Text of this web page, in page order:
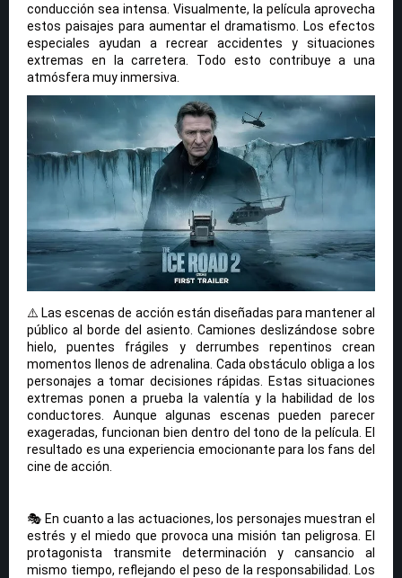
conducción sea intensa. Visualmente, la película aprovecha
estos paisajes para aumentar el dramatismo. Los efectos
especiales ayudan a recrear accidentes y situaciones
extremas en la carretera. Todo esto contribuye a una
atmósfera muy inmersiva.
⚠️ Las escenas de acción están diseñadas para mantener al
público al borde del asiento. Camiones deslizándose sobre
hielo, puentes frágiles y derrumbes repentinos crean
momentos llenos de adrenalina. Cada obstáculo obliga a los
personajes a tomar decisiones rápidas. Estas situaciones
extremas ponen a prueba la valentía y la habilidad de los
conductores. Aunque algunas escenas pueden parecer
exageradas, funcionan bien dentro del tono de la película. El
resultado es una experiencia emocionante para los fans del
cine de acción.
🎭 En cuanto a las actuaciones, los personajes muestran el
estrés y el miedo que provoca una misión tan peligrosa. El
protagonista transmite determinación y cansancio al
mismo tiempo, reflejando el peso de la responsabilidad. Los